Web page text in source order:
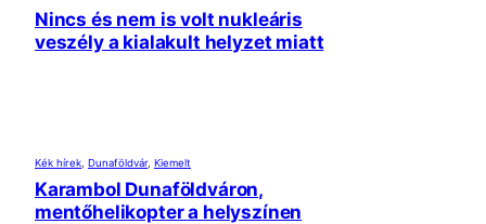
Nincs és nem is volt nukleáris
veszély a kialakult helyzet miatt
Kék hírek Dunaföldvár, Kiemelt
Karambol Dunaföldváron,
mentőhelikopter a helyszínen